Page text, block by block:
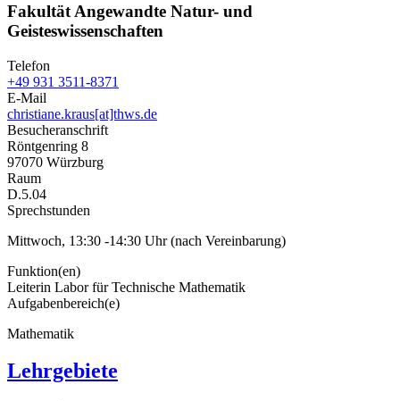
Fakultät Angewandte Natur- und
Geisteswissenschaften
Telefon
+49 931 3511-8371
E-Mail
christiane.kraus[at]thws.de
Besucheranschrift
Röntgenring 8
97070 Würzburg
Raum
D.5.04
Sprechstunden
Mittwoch, 13:30 -14:30 Uhr (nach Vereinbarung)
Funktion(en)
Leiterin Labor für Technische Mathematik
Aufgabenbereich(e)
Mathematik
Lehrgebiete